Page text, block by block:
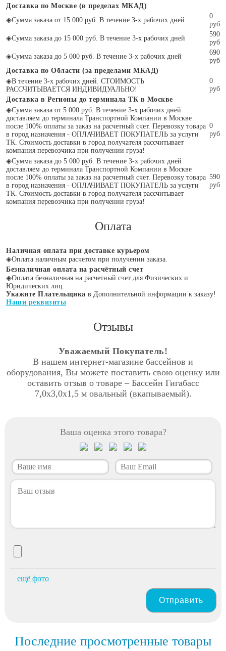
Доставка по Москве (в пределах МКАД)
◈Сумма заказа от 15 000 руб. В течение 3-х рабочих дней
0
руб
◈Сумма заказа до 15 000 руб. В течение 3-х рабочих дней
590
руб
◈Сумма заказа до 5 000 руб. В течение 3-х рабочих дней
690
руб
Доставка по Области (за пределами МКАД)
◈В течение 3-х рабочих дней. СТОИМОСТЬ
РАССЧИТЫВАЕТСЯ ИНДИВИДУАЛЬНО!
0
руб
Доставка в Регионы до терминала ТК в Москве
◈Сумма заказа от 5 000 руб. В течение 3-х рабочих дней
доставляем до терминала Транспортной Компании в Москве
после 100% оплаты за заказ на расчетный счет. Перевозку товара
в город назначения - ОПЛАЧИВАЕТ ПОКУПАТЕЛЬ за услуги
ТК. Стоимость доставки в город получателя рассчитывает
компания перевозчика при получении груза!
0
руб
◈Сумма заказа до 5 000 руб. В течение 3-х рабочих дней
доставляем до терминала Транспортной Компании в Москве
после 100% оплаты за заказ на расчетный счет. Перевозку товара
в город назначения - ОПЛАЧИВАЕТ ПОКУПАТЕЛЬ за услуги
ТК. Стоимость доставки в город получателя рассчитывает
компания перевозчика при получении груза!
590
руб
Оплата
Наличная оплата при доставке курьером
◈Оплата наличным расчетом при получении заказа.
Безналичная оплата на расчётный счет
◈Оплата безналичная на расчетный счет для Физических и
Юридических лиц.
Укажите Плательщика в Дополнительной информации к заказу!
Наши реквизиты
Отзывы
Уважаемый Покупатель!
В нашем интернет-магазине бассейнов и
оборудования, Вы можете поставить свою оценку или
оставить отзыв о товаре – Бассейн Гигабасс
7,0х3,0х1,5 м овальный (вкапываемый).
Ваша оценка этого товара?
ещё фото
Отправить
Последние просмотренные товары